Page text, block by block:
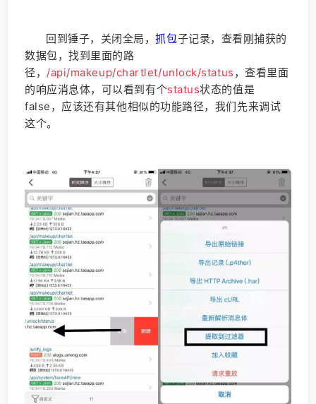
回到锤子，关闭全局，抓包子记录，查看刚捕获的
数据包，找到里面的路
径， /api/makeup/chartlet/unlock/status ，查看里面
的响应消息体，可以看到有个status状态的值是
false，应该还有其他相似的功能路径，我们先来调试
这个。